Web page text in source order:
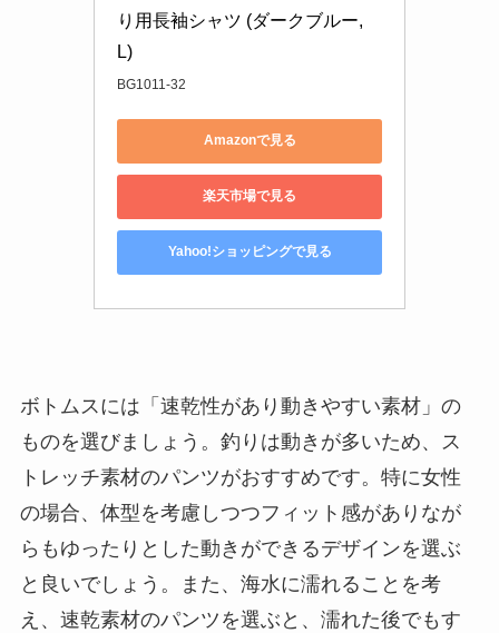
り用長袖シャツ (ダークブルー,
L)
BG1011-32
Amazonで見る
楽天市場で見る
Yahoo!ショッピングで見る
ボトムスには「速乾性があり動きやすい素材」の
ものを選びましょう。釣りは動きが多いため、ス
トレッチ素材のパンツがおすすめです。特に女性
の場合、体型を考慮しつつフィット感がありなが
らもゆったりとした動きができるデザインを選ぶ
と良いでしょう。また、海水に濡れることを考
え、速乾素材のパンツを選ぶと、濡れた後でもす